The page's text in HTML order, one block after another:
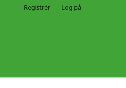
Registrér Log på